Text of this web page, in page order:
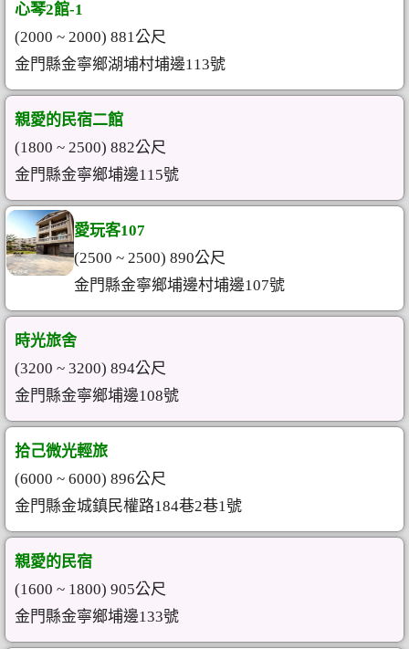
心琴2館-1
(2000 ~ 2000) 881公尺
金門縣金寧鄉湖埔村埔邊113號
親愛的民宿二館
(1800 ~ 2500) 882公尺
金門縣金寧鄉埔邊115號
愛玩客107
(2500 ~ 2500) 890公尺
金門縣金寧鄉埔邊村埔邊107號
時光旅舍
(3200 ~ 3200) 894公尺
金門縣金寧鄉埔邊108號
拾己微光輕旅
(6000 ~ 6000) 896公尺
金門縣金城鎮民權路184巷2巷1號
親愛的民宿
(1600 ~ 1800) 905公尺
金門縣金寧鄉埔邊133號